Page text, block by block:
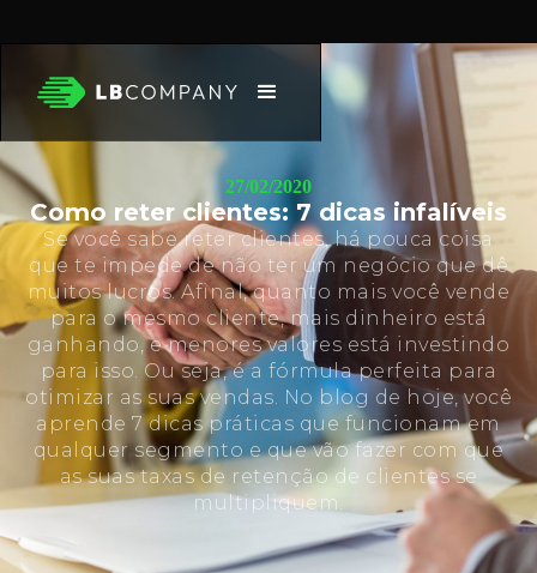
27/02/2020
Como reter clientes: 7 dicas infalíveis
Se você sabe reter clientes, há pouca coisa
que te impede de não ter um negócio que dê
muitos lucros. Afinal, quanto mais você vende
para o mesmo cliente, mais dinheiro está
ganhando, e menores valores está investindo
para isso. Ou seja, é a fórmula perfeita para
otimizar as suas vendas. No blog de hoje, você
aprende 7 dicas práticas que funcionam em
qualquer segmento e que vão fazer com que
as suas taxas de retenção de clientes se
multipliquem.